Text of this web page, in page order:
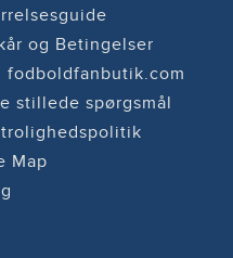
og Betingelser
fodboldfanbutik.com
stillede spørgsmål
Map